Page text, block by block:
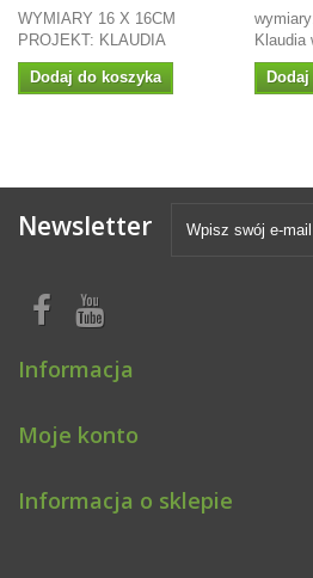
WYMIARY 16 X 16CM
PROJEKT: KLAUDIA
Dodaj do koszyka
Klaudia
Newsletter
Informacja
Moje konto
Informacja o sklepie